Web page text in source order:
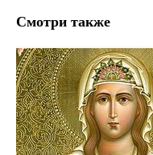
Смотри также